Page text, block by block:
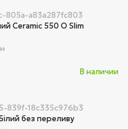
805a-a83a287fc803
Ceramic 550 O Slim
В наличии
839f-18c335c976b3
без переливу